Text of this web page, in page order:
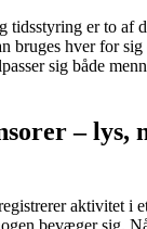
tidsstyring er to af
bruges hver for
sig både
–
aktivitet i